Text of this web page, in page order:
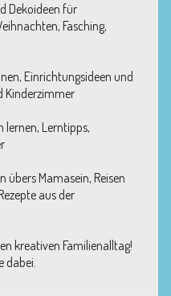
Dekoideen für
Fasching,
Einrichtungsideen und
Kinderzimmer
lernen, Lerntipps,
übers Mamasein, Reisen
aus der
kreativen Familienalltag!
dabei.